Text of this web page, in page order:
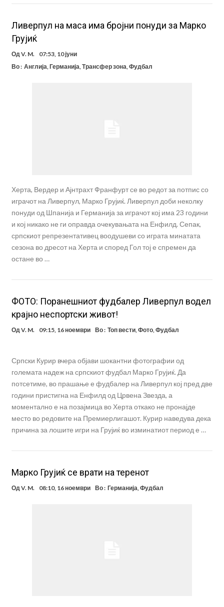
Ливерпул на маса има бројни понуди за Марко
Грујиќ
ОдV. M.
07:53, 10 јуни
Во : Англија,Германија,Трансфер зона,Фудбал
Херта, Вердер и Ајнтрахт Франфурт се во редот за потпис со
играчот на Ливерпул, Марко Грујиќ. Ливерпул доби неколку
понуди од Шпанија и Германија за играчот кој има 23 години
и кој никако не ги оправда очекувањата на Енфилд. Сепак,
српскиот репрезентативец воодушеви со играта минатата
сезона во дресот на Херта и според Гол тој е спремен да
остане во …
ФОТО: Поранешниот фудбалер Ливерпул водел
крајно неспортски живот!
Од V. M. 09:15, 16 ноември Во : Топ вести, Фото, Фудбал
Српски Курир вчера објави шокантни фотографии од
големата надеж на српскиот фудбал Марко Грујиќ. Да
потсетиме, во прашање е фудбалер на Ливерпул кој пред две
години пристигна на Енфилд од Црвена Звезда, а
моментално е на позајмица во Херта откако не пронајде
место во редовите на Премиерлигашот. Курир наведува дека
причина за лошите игри на Грујиќ во изминатиот период е …
Марко Грујиќ се врати на теренот
Од V. M. 08:10, 16 ноември Во : Германија Фудбал